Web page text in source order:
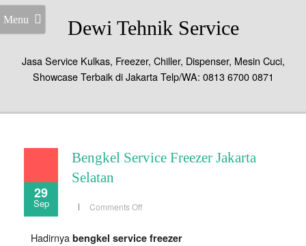
Menu Dewi Tehnik Service
Jasa Service Kulkas, Freezer, Chiller, Dispenser, Mesin Cuci,
Showcase Terbaik di Jakarta Telp/WA: 0813 6700 0871
29
Sep
Bengkel Service Freezer Jakarta
Selatan
Comments Offon
Jakarta
Hadirnya bengkel service freezer